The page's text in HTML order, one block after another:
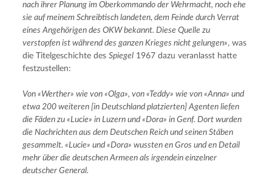
nach ihrer Planung im Oberkommando der Wehrmacht, noch ehe
sie auf meinem Schreibtisch landeten, dem Feinde durch Verrat
eines Angehörigen des OKW bekannt. Diese Quelle zu
verstopfen ist während des ganzen Krieges nicht gelungen», was
die Titelgeschichte des Spiegel 1967 dazu veranlasst hatte
festzustellen:
Von «Werther» wie von «Olga», von «Teddy» wie von «Anna» und
etwa 200 weiteren [in Deutschland platzierten] Agenten liefen
die Fäden zu «Lucie» in Luzern und «Dora» in Genf. Dort wurden
die Nachrichten aus dem Deutschen Reich und seinen Stäben
gesammelt. «Lucie» und «Dora» wussten en Gros und en Detail
mehr über die deutschen Armeen als irgendein einzelner
deutscher General.